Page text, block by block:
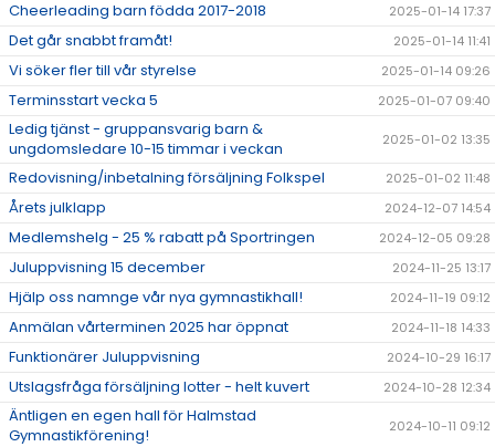
Cheerleading barn födda 2017-2018 2025-01-14 17:37
Det går snabbt framåt! 2025-01-14 11:41
Vi söker fler till vår styrelse 2025-01-14 09:26
Terminsstart vecka 5 2025-01-07 09:40
Ledig tjänst - gruppansvarig barn &
ungdomsledare 10-15 timmar i veckan
2025-01-02 13:35
Redovisning/inbetalning försäljning Folkspel 2025-01-02 11:48
Årets julklapp 2024-12-07 14:54
Medlemshelg - 25 % rabatt på Sportringen 2024-12-05 09:28
Juluppvisning 15 december 2024-11-25 13:17
Hjälp oss namnge vår nya gymnastikhall! 2024-11-19 09:12
Anmälan vårterminen 2025 har öppnat 2024-11-18 14:33
Funktionärer Juluppvisning 2024-10-29 16:17
Utslagsfråga försäljning lotter - helt kuvert 2024-10-28 12:34
Äntligen en egen hall för Halmstad
Gymnastikförening!
2024-10-11 09:12